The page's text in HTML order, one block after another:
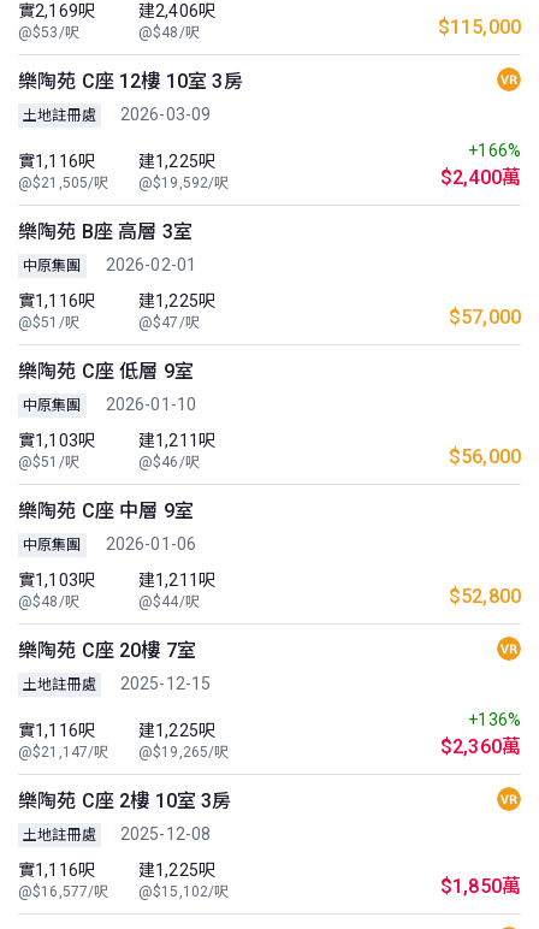
實2,169呎
@$53/呎
建2,406呎
@$48/呎 $115,000
樂陶苑 C座 12樓 10室 3房
土地註冊處 2026-03-09
實1,116呎
@$21,505/呎
建1,225呎
@$19,592/呎
+166%
$2,400萬
樂陶苑 B座 高層 3室
中原集團
2026-02-01
實1,116呎
@$51/呎
建1,225呎
@$47/呎 $57,000
樂陶苑 C座 低層 9室
中原集團
2026-01-10
實1,103呎
@$51/呎
建1,211呎
@$46/呎 $56,000
樂陶苑 C座 中層 9室
中原集團
2026-01-06
實1,103呎
@$48/呎
建1,211呎
@$44/呎 $52,800
樂陶苑 C座 20樓 7室
土地註冊處 2025-12-15
實1,116呎
@$21,147/呎
建1,225呎
@$19,265/呎
+136%
$2,360萬
樂陶苑 C座 2樓 10室 3房
土地註冊處
2025-12-08
實1,116呎
@$16,577/呎
建1,225呎
@$15,102/呎 $1,850萬